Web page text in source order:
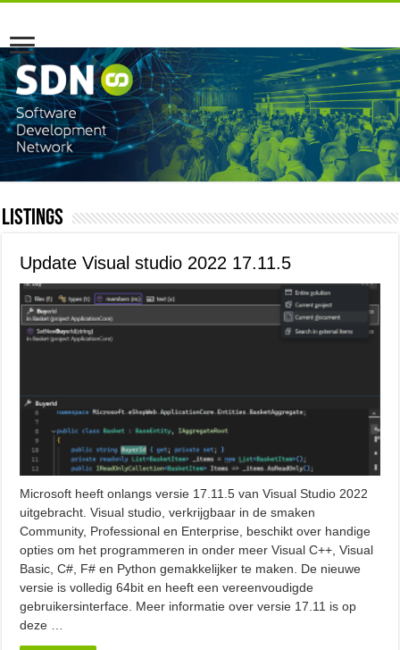
Listings
Update Visual studio 2022 17.11.5
Microsoft heeft onlangs versie 17.11.5 van Visual Studio 2022
uitgebracht. Visual studio, verkrijgbaar in de smaken
Community, Professional en Enterprise, beschikt over handige
opties om het programmeren in onder meer Visual C++, Visual
Basic, C#, F# en Python gemakkelijker te maken. De nieuwe
versie is volledig 64bit en heeft een vereenvoudigde
gebruikersinterface. Meer informatie over versie 17.11 is op
deze …